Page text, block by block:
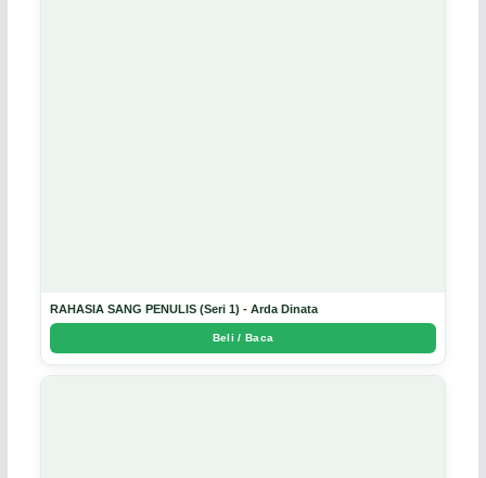
RAHASIA SANG PENULIS (Seri 1) - Arda Dinata
Beli / Baca